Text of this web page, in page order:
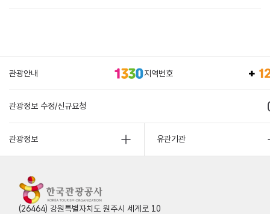
관광안내 지역번호
관광정보 수정/신규요청
관광정보 유관기관
(26464) 강원특별자치도 원주시 세계로 10